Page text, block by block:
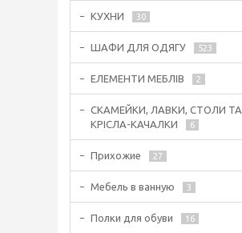
КУХНИ 30
ШАФИ ДЛЯ ОДЯГУ 523
ЕЛЕМЕНТИ МЕБЛІВ 2
СКАМЕЙКИ, ЛАВКИ, СТОЛИ ТА
КРІСЛА-КАЧАЛКИ
6
Прихожие 27
Мебель в ванную 3
Полки для обуви 16